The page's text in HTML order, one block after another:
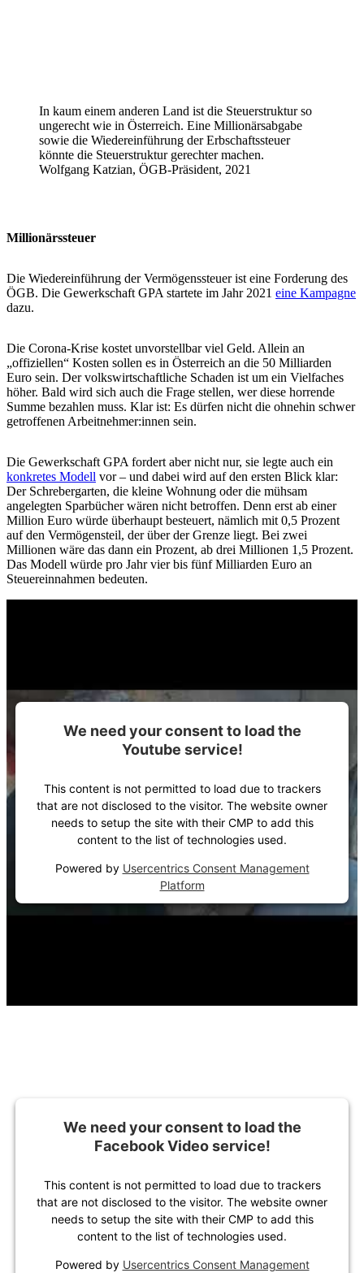
In kaum einem anderen Land ist die Steuerstruktur so
ungerecht wie in Österreich. Eine Millionärsabgabe
sowie die Wiedereinführung der Erbschaftssteuer
könnte die Steuerstruktur gerechter machen.
Wolfgang Katzian, ÖGB-Präsident, 2021
Millionärssteuer
Die Wiedereinführung der Vermögenssteuer ist eine Forderung des
ÖGB. Die Gewerkschaft GPA startete im Jahr 2021 eine Kampagne
dazu.
Die Corona-Krise kostet unvorstellbar viel Geld. Allein an
„offiziellen“ Kosten sollen es in Österreich an die 50 Milliarden
Euro sein. Der volkswirtschaftliche Schaden ist um ein Vielfaches
höher. Bald wird sich auch die Frage stellen, wer diese horrende
Summe bezahlen muss. Klar ist: Es dürfen nicht die ohnehin schwer
getroffenen Arbeitnehmer:innen sein.
Die Gewerkschaft GPA fordert aber nicht nur, sie legte auch ein
konkretes Modell vor – und dabei wird auf den ersten Blick klar:
Der Schrebergarten, die kleine Wohnung oder die mühsam
angelegten Sparbücher wären nicht betroffen. Denn erst ab einer
Million Euro würde überhaupt besteuert, nämlich mit 0,5 Prozent
auf den Vermögensteil, der über der Grenze liegt. Bei zwei
Millionen wäre das dann ein Prozent, ab drei Millionen 1,5 Prozent.
Das Modell würde pro Jahr vier bis fünf Milliarden Euro an
Steuereinnahmen bedeuten.
We need your consent to load the
Youtube service!
This content is not permitted to load due to trackers
that are not disclosed to the visitor. The website owner
needs to setup the site with their CMP to add this
content to the list of technologies used.
Powered by Usercentrics Consent Management
Platform
We need your consent to load the
Facebook Video service!
This content is not permitted to load due to trackers
that are not disclosed to the visitor. The website owner
needs to setup the site with their CMP to add this
content to the list of technologies used.
Powered by Usercentrics Consent Management